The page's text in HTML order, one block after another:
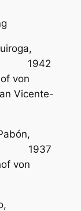
1942
von
Vicente-
1937
von